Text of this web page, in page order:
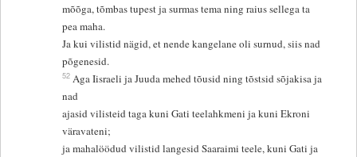
mõõga, tõmbas tupest ja surmas tema ning raius sellega ta
pea maha.
Ja kui vilistid nägid, et nende kangelane oli surnud, siis nad
põgenesid.
52 Aga Iisraeli ja Juuda mehed tõusid ning tõstsid sõjakisa ja
nad
ajasid vilisteid taga kuni Gati teelahkmeni ja kuni Ekroni
väravateni;
ja mahalöödud vilistid langesid Saaraimi teele, kuni Gati ja